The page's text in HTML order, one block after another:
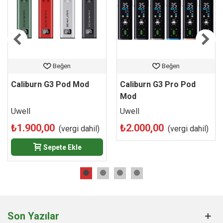
Güvenli Alışveriş ve %100 Orijinallik Garantisi: web
sitemiz üzerinden sipariş edeceğiniz tüm Uwell Lite
modelleri orijinal kapalı kutusunda, sorgulanabilir orijinallik
kodlarıyla adresinize teslim edilir. Cihaza dair küresel
laboratuvar belgelerini incelemek isterseniz, üretici firmanın
edebilirsiniz.
Beğen
Caliburn G3 Pod Mod
Uwell
₺1.900,00 (vergi dahil)
Sepete Ekle
Beğen
Caliburn G3 Pro Pod
Mod
Uwell
₺2.000,00 (vergi dahil)
Son Yazılar